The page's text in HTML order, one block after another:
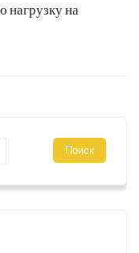
нагрузку на